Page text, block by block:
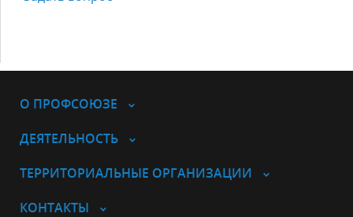
О ПРОФСОЮЗЕ
ДЕЯТЕЛЬНОСТЬ
ТЕРРИТОРИАЛЬНЫЕ ОРГАНИЗАЦИИ
КОНТАКТЫ